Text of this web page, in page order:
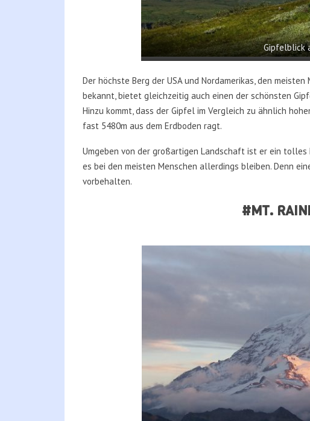
Gipfelblick
Der höchste Berg der USA und Nordamerikas, den
bekannt, bietet gleichzeitig auch einen der schönsten
Hinzu kommt, dass der Gipfel im Vergleich zu ähnlich
fast 5480m aus dem Erdboden ragt.
Umgeben von der großartigen Landschaft ist er ein
es bei den meisten Menschen allerdings bleiben. Denn
vorbehalten.
#MT.